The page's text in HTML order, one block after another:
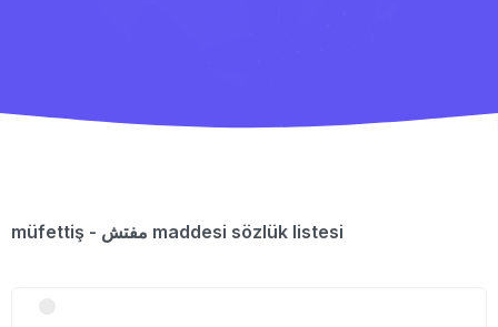
müfettiş - مفتش maddesi sözlük listesi